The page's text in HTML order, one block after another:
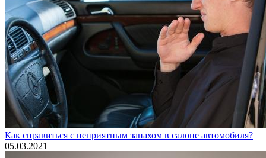
Как справиться с неприятным запахом в салоне автомобиля?
05.03.2021